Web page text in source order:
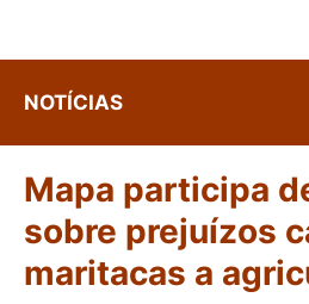
NOTÍCIAS
Mapa participa
sobre prejuízos
maritacas a